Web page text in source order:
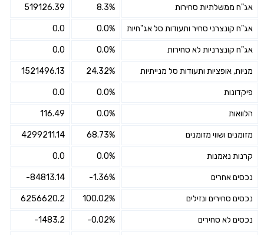
אג"ח ממשלתיות סחירות 8.3%
519126.39
אג"ח קונצרני סחיר ותעודות סל אג"חיות 0.0%
0.0
אג"ח קונצרניות לא סחירות 0.0%
0.0
מניות, אופציות ותעודות סל מנייתיות 24.32%
1521496.13
פיקדונות 0.0%
0.0
הלוואות 0.0%
116.49
מזומנים ושווי מזומנים 68.73%
4299211.14
קרנות נאמנות 0.0%
0.0
נכסים אחרים -1.36%
-84813.14
נכסים סחירים ונזילים 100.02%
6256620.2
נכסים לא סחירים -0.02%
-1483.2